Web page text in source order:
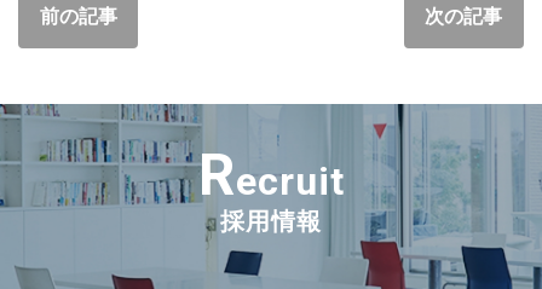
前の記事 次の記事
Recruit
採用情報